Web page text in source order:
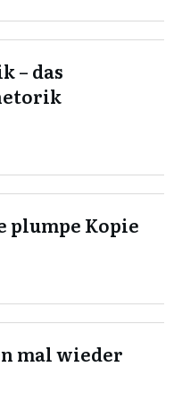
– das
plumpe Kopie
mal wieder